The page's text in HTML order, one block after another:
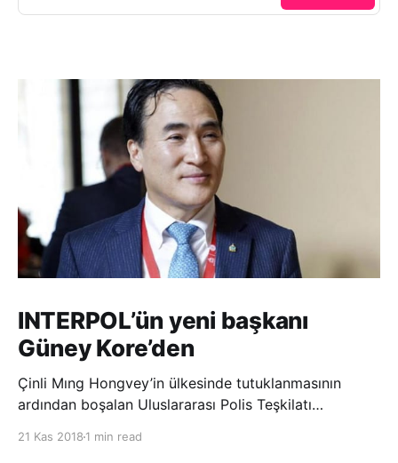
INTERPOL’ün yeni başkanı
Güney Kore’den
Çinli Mıng Hongvey’in ülkesinde tutuklanmasının
ardından boşalan Uluslararası Polis Teşkilatı
21 Kas 2018 1 min read